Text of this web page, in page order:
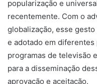
popularização e
recentemente. Com o
globalização, esse
e adotado em
programas de televisão
para a disseminação
aprovação e aceitação.